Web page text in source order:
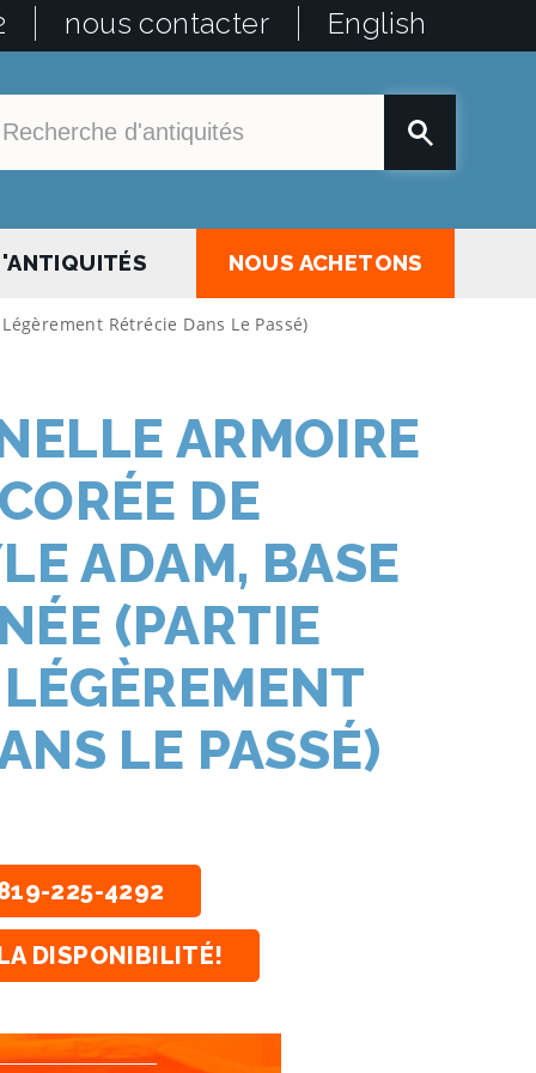
nous contacter English
NOUS ACHETONS
Rétrécie Dans Le Passé)
ARMOIRE
DE
ADAM, BASE
(PARTIE
LE PASSÉ)
225-4292
DISPONIBILITÉ!